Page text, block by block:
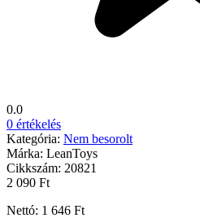
0.0
0 értékelés
Kategória: Nem besorolt
Márka: LeanToys
Cikkszám: 20821
2 090 Ft
Nettó: 1 646 Ft